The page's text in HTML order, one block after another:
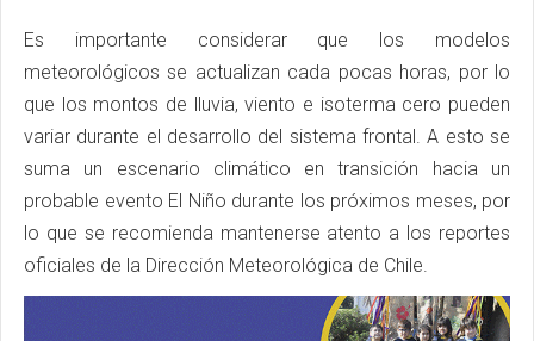
Es importante considerar que los modelos
meteorológicos se actualizan cada pocas horas, por lo
que los montos de lluvia, viento e isoterma cero pueden
variar durante el desarrollo del sistema frontal. A esto se
suma un escenario climático en transición hacia un
probable evento El Niño durante los próximos meses, por
lo que se recomienda mantenerse atento a los reportes
oficiales de la Dirección Meteorológica de Chile.